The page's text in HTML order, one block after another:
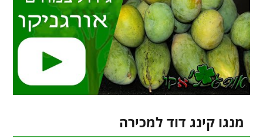
מנגו קינג דוד למכירה